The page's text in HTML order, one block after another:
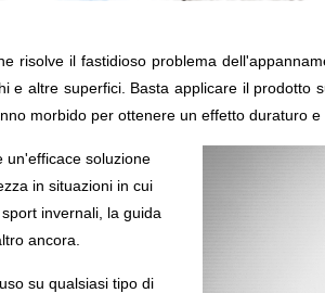
risolve il fastidioso problema
e altre superfici. Basta applicare il
morbido per ottenere un effetto duraturo e
un'efficace soluzione
in situazioni in cui
invernali, la guida
ancora.
su qualsiasi tipo di